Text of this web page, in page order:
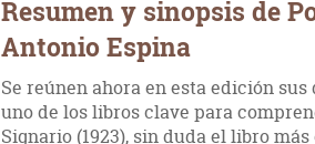
Resumen y sinopsis de
Antonio Espina
Se reúnen ahora en esta edición sus
uno de los libros clave para
Signario (1923), sin duda el libro